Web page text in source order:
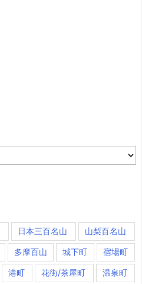
日本三百名山 山梨百名山
多摩百山 城下町 宿場町
港町 花街/茶屋町 温泉町